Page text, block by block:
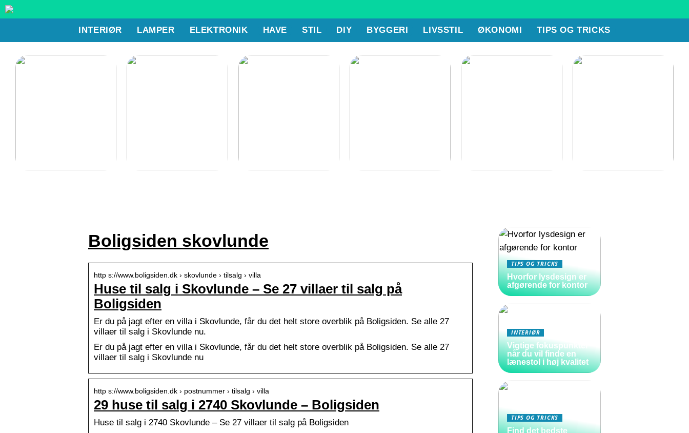
INTERIØR LAMPER ELEKTRONIK HAVE STIL DIY BYGGERI LIVSSTIL ØKONOMI TIPS OG TRICKS
Boligsiden skovlunde
http s://www.boligsiden.dk › skovlunde › tilsalg › villa
Huse til salg i Skovlunde – Se 27 villaer til salg på
Boligsiden
Er du på jagt efter en villa i Skovlunde, får du det helt store overblik på Boligsiden. Se alle 27
villaer til salg i Skovlunde nu.
Er du på jagt efter en villa i Skovlunde, får du det helt store overblik på Boligsiden. Se alle 27
villaer til salg i Skovlunde nu
http s://www.boligsiden.dk › postnummer › tilsalg › villa
29 huse til salg i 2740 Skovlunde – Boligsiden
Huse til salg i 2740 Skovlunde – Se 27 villaer til salg på Boligsiden
TIPS OG TRICKS
Hvorfor lysdesign er
afgørende for kontor
INTERIØR
Vigtige fokuspunkter
når du vil finde en
lænestol i høj kvalitet
TIPS OG TRICKS
Find det bedste